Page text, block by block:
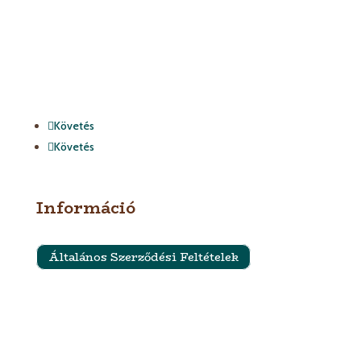
Követés
Követés
Információ
Általános Szerződési Feltételek